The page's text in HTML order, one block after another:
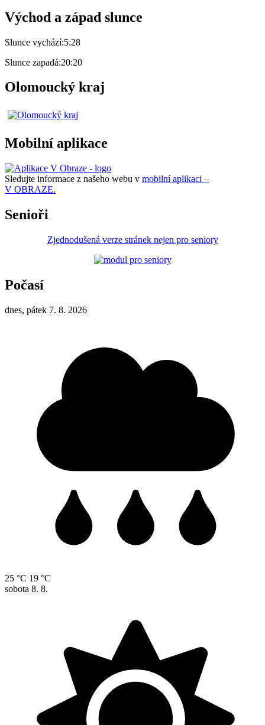
Východ a západ slunce
Slunce vychází:5:28
Slunce zapadá:20:20
Olomoucký kraj
Mobilní aplikace
Sledujte informace z našeho webu v mobilní aplikaci –
V OBRAZE.
Senioři
Zjednodušená verze stránek nejen pro seniory
Počasí
dnes, pátek 7. 8. 2026
25 °C 19 °C
sobota 8. 8.